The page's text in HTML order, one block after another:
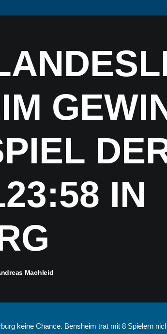
NEWSFEED FAN-SHOP
IN
Machleid
keine Chance. Bensheim trat mit 8 Spielern